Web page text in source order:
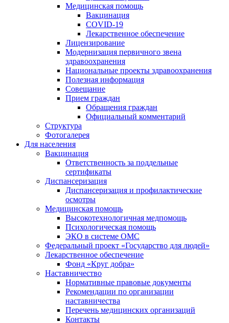
Медицинская помощь
Вакцинация
COVID-19
Лекарственное обеспечение
Лицензирование
Модернизация первичного звена
здравоохранения
Национальные проекты здравоохранения
Полезная информация
Совещание
Прием граждан
Обращения граждан
Официальный комментарий
Структура
Фотогалерея
Для населения
Вакцинация
Ответственность за поддельные
сертификаты
Диспансеризация
Диспансеризация и профилактические
осмотры
Медицинская помощь
Высокотехнологичная медпомощь
Психологическая помощь
ЭКО в системе ОМС
Федеральный проект «Государство для людей»
Лекарственное обеспечение
Фонд «Круг добра»
Наставничество
Нормативные правовые документы
Рекомендации по организации
наставничества
Перечень медицинских организаций
Контакты